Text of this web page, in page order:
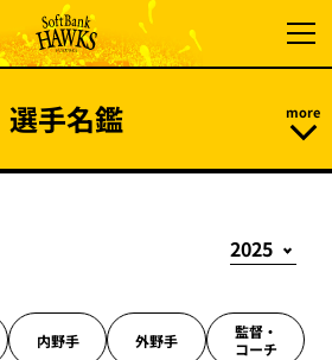
選手名鑑
内野手 外野手
監督・
コーチ